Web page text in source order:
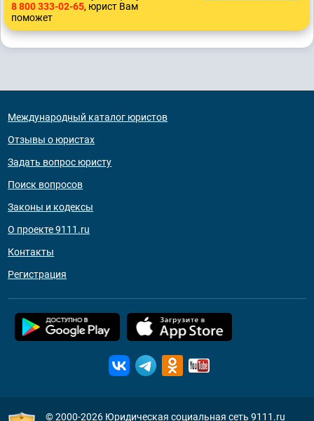
8 800 333-02-65, юрист Вам
поможет
Международный каталог юристов
Отзывы о юристах
Задать вопрос юристу
Поиск вопросов
Законы и кодексы
О проекте 9111.ru
Контакты
Регистрация
© 2000-2026 Юридическая социальная сеть 9111.ru